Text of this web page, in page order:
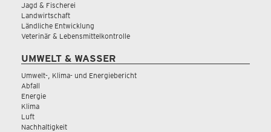
Jagd & Fischerei
Landwirtschaft
Ländliche Entwicklung
Veterinär & Lebensmittelkontrolle
UMWELT & WASSER
Umwelt-, Klima- und Energiebericht
Abfall
Energie
Klima
Luft
Nachhaltigkeit